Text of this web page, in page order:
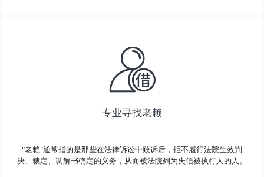
专业寻找老赖
"老赖"通常指的是那些在法律诉讼中败诉后，拒不履行法院生效判
决、裁定、调解书确定的义务，从而被法院列为失信被执行人的人。